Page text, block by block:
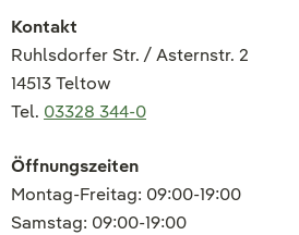
Kontakt
Ruhlsdorfer Str. / Asternstr. 2
14513 Teltow
Tel. 03328 344-0
Öffnungszeiten
Montag-Freitag: 09:00-19:00
Samstag: 09:00-19:00